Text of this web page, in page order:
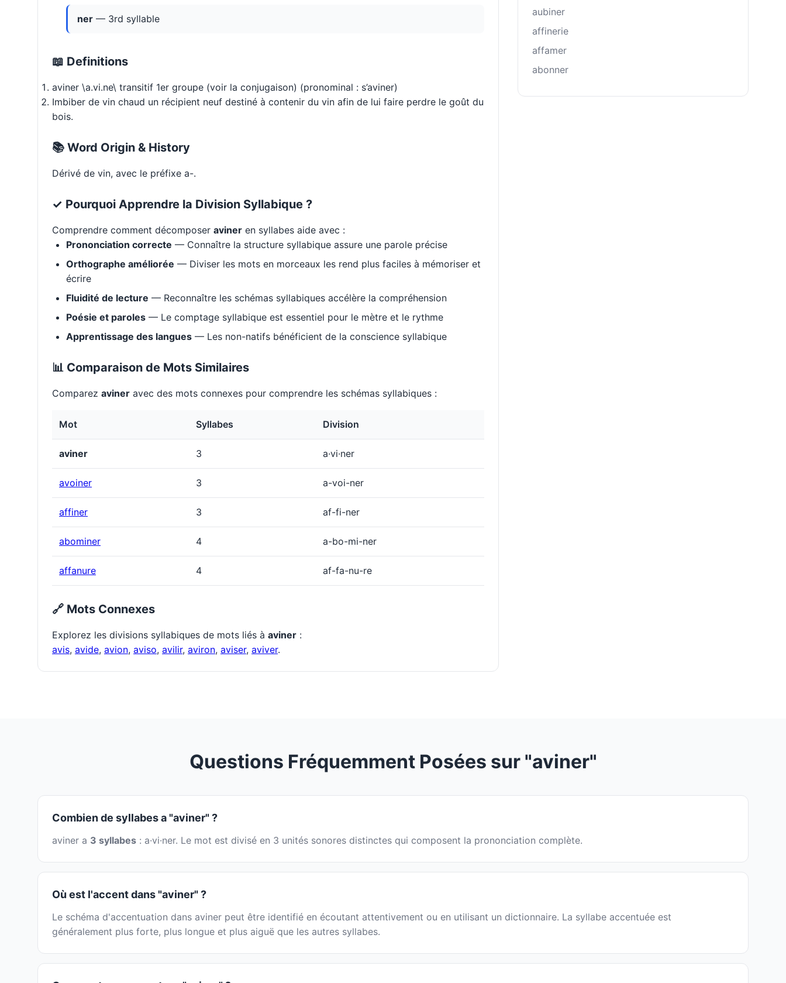
ner — 3rd syllable
📖 Definitions
aviner \a.vi.ne\ transitif 1er groupe (voir la conjugaison) (pronominal : s’aviner)
Imbiber de vin chaud un récipient neuf destiné à contenir du vin afin de lui faire perdre le goût du
bois.
📚 Word Origin & History
Dérivé de vin, avec le préfixe a-.
✓ Pourquoi Apprendre la Division Syllabique ?
Comprendre comment décomposer aviner en syllabes aide avec :
Prononciation correcte — Connaître la structure syllabique assure une parole précise
Orthographe améliorée — Diviser les mots en morceaux les rend plus faciles à mémoriser et
écrire
Fluidité de lecture — Reconnaître les schémas syllabiques accélère la compréhension
Poésie et paroles — Le comptage syllabique est essentiel pour le mètre et le rythme
Apprentissage des langues — Les non-natifs bénéficient de la conscience syllabique
📊 Comparaison de Mots Similaires
Comparez aviner avec des mots connexes pour comprendre les schémas syllabiques :
Mot Syllabes Division
aviner 3 a·vi·ner
avoiner 3 a-voi-ner
affiner 3 af-fi-ner
abominer 4 a-bo-mi-ner
affanure 4 af-fa-nu-re
🔗 Mots Connexes
Explorez les divisions syllabiques de mots liés à aviner :
avis, avide, avion, aviso, avilir, aviron, aviser, aviver.
aubiner
affinerie
affamer
abonner
Questions Fréquemment Posées sur "aviner"
Combien de syllabes a "aviner" ?
aviner a 3 syllabes : a·vi·ner. Le mot est divisé en 3 unités sonores distinctes qui composent la prononciation complète.
Où est l'accent dans "aviner" ?
Le schéma d'accentuation dans aviner peut être identifié en écoutant attentivement ou en utilisant un dictionnaire. La syllabe accentuée est
généralement plus forte, plus longue et plus aiguë que les autres syllabes.